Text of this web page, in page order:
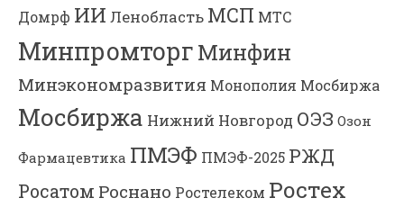
Домрф ИИ Ленобласть МСП МТС
МинпромторгМинфин
Минэкономразвития Монополия Мосбиржа
Мосбиржа Нижний Новгород ОЭЗ Озон
Фармацевтика ПМЭФ ПМЭФ-2025 РЖД
Росатом Роснано Ростелеком Ростех